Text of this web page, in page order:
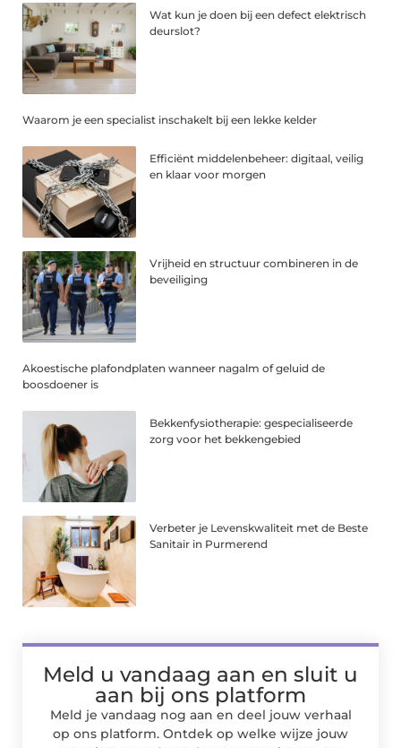
Wat kun je doen bij een defect elektrisch
deurslot?
Waarom je een specialist inschakelt bij een lekke kelder
Efficiënt middelenbeheer: digitaal, veilig
en klaar voor morgen
Vrijheid en structuur combineren in de
beveiliging
Akoestische plafondplaten wanneer nagalm of geluid de
boosdoener is
Bekkenfysiotherapie: gespecialiseerde
zorg voor het bekkengebied
Verbeter je Levenskwaliteit met de Beste
Sanitair in Purmerend
Meld u vandaag aan en sluit u
aan bij ons platform
Meld je vandaag nog aan en deel jouw verhaal
op ons platform. Ontdek op welke wijze jouw